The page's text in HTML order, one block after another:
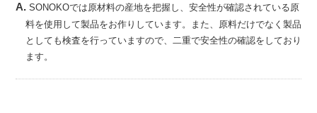
A. SONOKOでは原材料の産地を把握し、安全性が確認されている原
料を使用して製品をお作りしています。また、原料だけでなく製品
としても検査を行っていますので、二重で安全性の確認をしており
ます。